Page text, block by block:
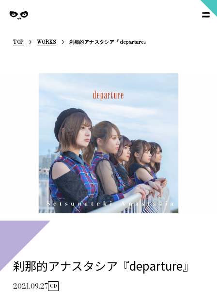
TOP WORKS 刹那的アナスタシア『departure』
刹那的アナスタシア『departure』
2021.09.27 CD